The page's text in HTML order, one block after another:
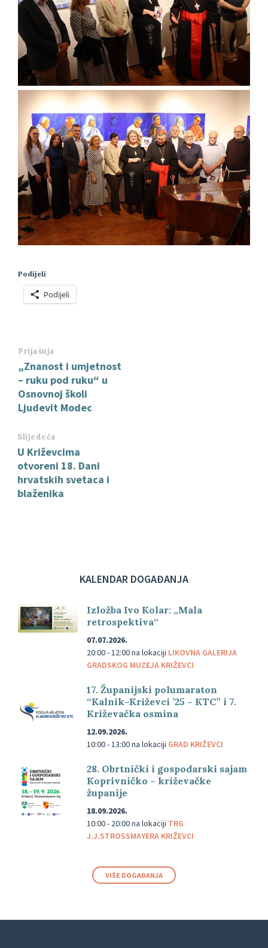
Podijeli
Podijeli
Prijašnja
„Znanost i umjetnost
– ruku pod ruku“ u
Osnovnoj školi
Ljudevit Modec
Slijedeća
U Križevcima
otvoreni 18. Dani
hrvatskih svetaca i
blaženika
KALENDAR DOGAĐANJA
Izložba Ivo Kolar: „Mala
retrospektiva“
07.07.2026.
20:00 - 12:00na lokaciji LIKOVNA GALERIJA
GRADSKOG MUZEJA KRIŽEVCI
17. Županijski polumaraton
“Kalnik-Križevci ’25 – KTC” i 7.
Križevačka osmina
12.09.2026.
10:00 - 13:00na lokaciji GRAD KRIŽEVCI
28. Obrtnički i gospodarski sajam
Koprivničko – križevačke
županije
18.09.2026.
10:00 - 20:00na lokaciji TRG
J.J.STROSSMAYERA KRIŽEVCI
VIŠE DOGAĐANJA